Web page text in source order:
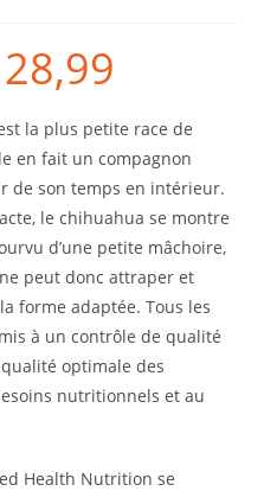
28,99
la plus petite race de
en fait un compagnon
de son temps en intérieur.
le chihuahua se montre
d’une petite mâchoire,
peut donc attraper et
forme adaptée. Tous les
à un contrôle de qualité
optimale des
nutritionnels et au
Health Nutrition se